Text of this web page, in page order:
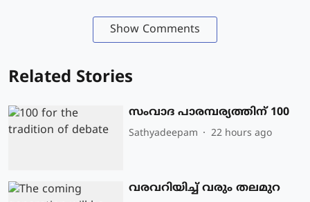
Show Comments
Related Stories
സംവാദ പാരമ്പര്യത്തിന് 100
Sathyadeepam 22 hours ago
വരവറിയിച്ച് വരും തലമുറ